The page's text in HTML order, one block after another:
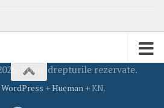
Toate drepturile rezervate.
WordPress +Hueman+ KN.